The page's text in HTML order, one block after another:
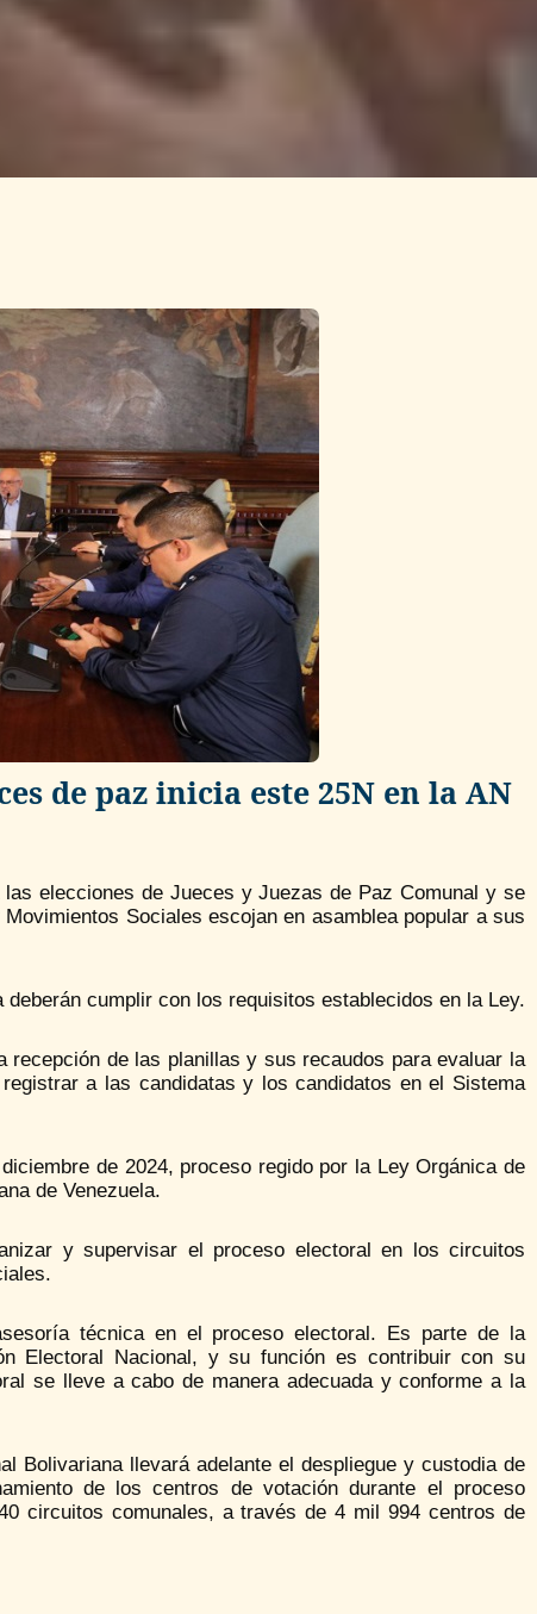
de paz inicia este 25N en la AN
elecciones de Jueces y Juezas de Paz Comunal y se
Sociales escojan en asamblea popular a sus
cumplir con los requisitos establecidos en la Ley.
de las planillas y sus recaudos para evaluar la
a las candidatas y los candidatos en el Sistema
de 2024, proceso regido por la Ley Orgánica de
de Venezuela.
y supervisar el proceso electoral en los circuitos
técnica en el proceso electoral. Es parte de la
Electoral Nacional, y su función es contribuir con su
se lleve a cabo de manera adecuada y conforme a la
Bolivariana llevará adelante el despliegue y custodia de
de los centros de votación durante el proceso
circuitos comunales, a través de 4 mil 994 centros de